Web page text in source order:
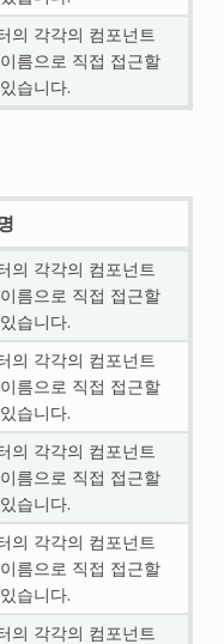
의 각각의 컴포넌트
름으로 직접 접근할
습니다.
의 각각의 컴포넌트
름으로 직접 접근할
습니다.
의 각각의 컴포넌트
름으로 직접 접근할
습니다.
의 각각의 컴포넌트
름으로 직접 접근할
습니다.
의 각각의 컴포넌트
름으로 직접 접근할
습니다.
의 각각의 컴포넌트